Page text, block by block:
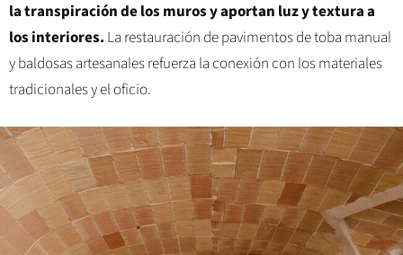
la transpiración de los muros y aportan luz y textura a
los interiores. La restauración de pavimentos de toba manual
y baldosas artesanales refuerza la conexión con los materiales
tradicionales y el oficio.